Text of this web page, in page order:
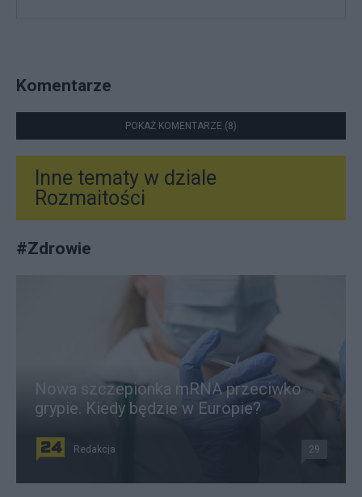
Komentarze
POKAŻ KOMENTARZE (8)
Inne tematy w dziale
Rozmaitości
#Zdrowie
Nowa szczepionka mRNA przeciwko
grypie. Kiedy będzie w Europie?
Redakcja 29